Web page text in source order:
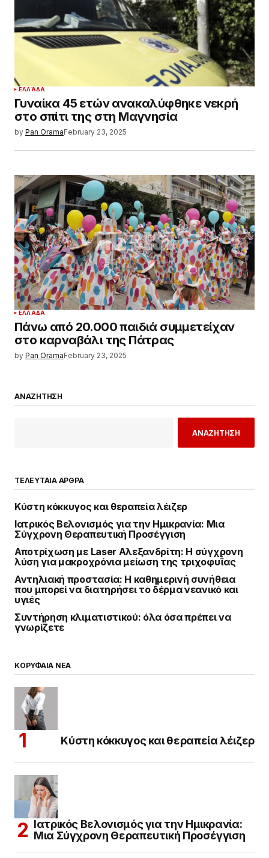
ΕΛΛΆΔΑ
Γυναίκα 45 ετών ανακαλύφθηκε νεκρή
στο σπίτι της στη Μαγνησία
by Pan OramaFebruary 23, 2025
ΕΛΛΆΔΑ
Πάνω από 20.000 παιδιά συμμετείχαν
στο καρναβάλι της Πάτρας
by Pan OramaFebruary 23, 2025
ΑΝΑΖΗΤΗΣΗ
ΑΝΑΖΗΤΗΣΗ
ΤΕΛΕΥΤΑΙΑ ΑΡΘΡΑ
Κύστη κόκκυγος και θεραπεία λέιζερ
Ιατρικός Βελονισμός για την Ημικρανία: Μια
Σύγχρονη Θεραπευτική Προσέγγιση
Αποτρίχωση με Laser Αλεξανδρίτη: Η σύγχρονη
λύση για μακροχρόνια μείωση της τριχοφυΐας
Αντηλιακή προστασία: Η καθημερινή συνήθεια
που μπορεί να διατηρήσει το δέρμα νεανικό και
υγιές
Συντήρηση κλιματιστικού: όλα όσα πρέπει να
γνωρίζετε
ΚΟΡΥΦΑΙΑ ΝΕΑ
Κύστη κόκκυγος και θεραπεία λέιζερ
Ιατρικός Βελονισμός για την Ημικρανία:
Μια Σύγχρονη Θεραπευτική Προσέγγιση